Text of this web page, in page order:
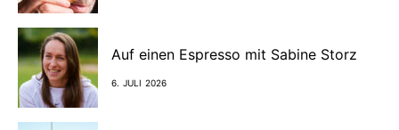
Auf einen Espresso mit Sabine Storz
6. JULI 2026